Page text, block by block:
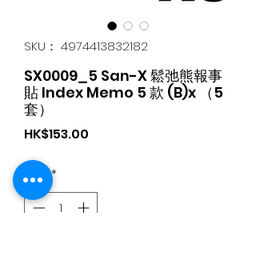
SKU： 4974413832182
SX0009_5 San-X 鬆弛熊報事
貼 Index Memo 5 款 (B)x （5
套）
HK$153.00
数量 *